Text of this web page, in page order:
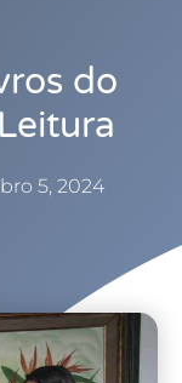
do
5, 2024